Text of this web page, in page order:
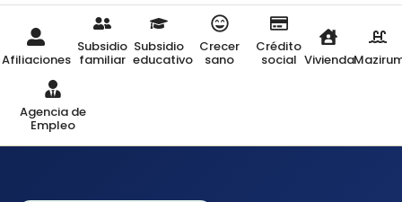
Afiliaciones
Subsidio
familiar
Subsidio
educativo
Crecer
sano
Crédito
social Vivienda
Agencia de
Empleo